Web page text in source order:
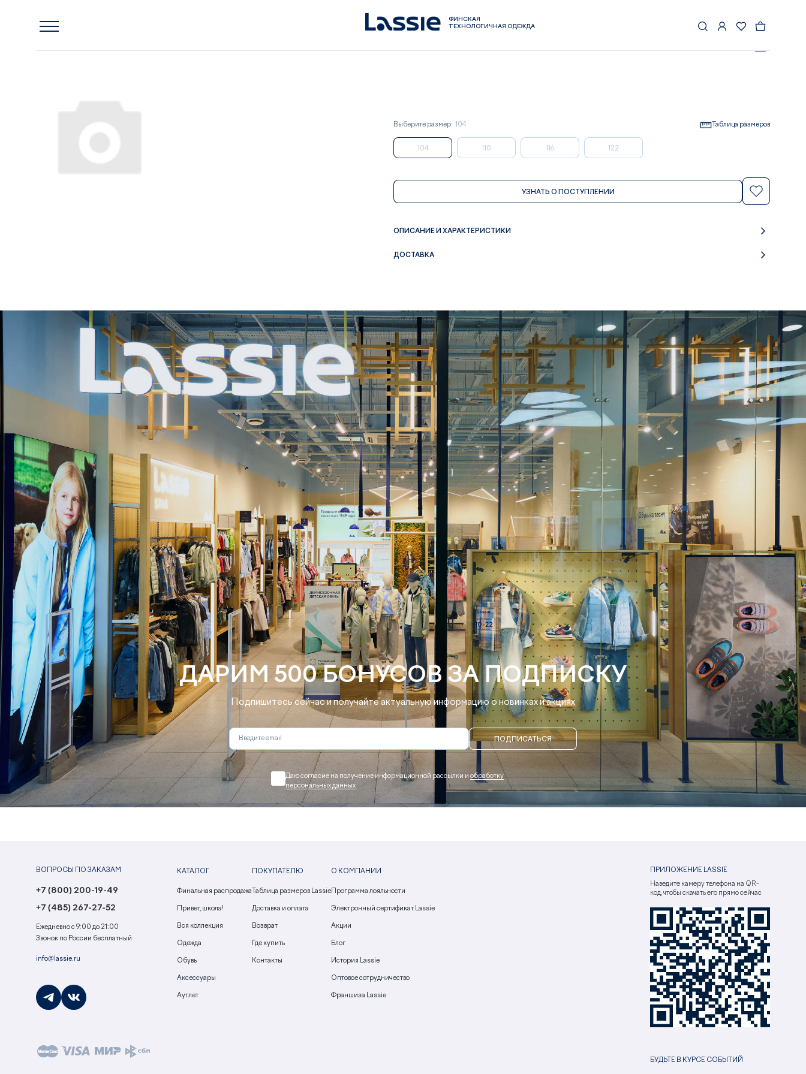
ФИНСКАЯ
ТЕХНОЛОГИЧНАЯ ОДЕЖДА
Выберите размер: 104 Таблица размеров
104 110 116 122
УЗНАТЬ О ПОСТУПЛЕНИИ
ОПИСАНИЕ И ХАРАКТЕРИСТИКИ
ДОСТАВКА
ДАРИМ 500 БОНУСОВ ЗА ПОДПИСКУ
Подпишитесь сейчас и получайте актуальную информацию о новинках и акциях
ПОДПИСАТЬСЯ
Даю согласие на получение информационной рассылки и обработку
персональных данных
ВОПРОСЫ ПО ЗАКАЗАМ
+7 (800) 200-19-49
+7 (485) 267-27-52
Ежедневно с 9:00 до 21:00
Звонок по России бесплатный
info@lassie.ru
КАТАЛОГ
Финальная распродажа
Привет, школа!
Вся коллекция
Одежда
Обувь
Аксессуары
Аутлет
ПОКУПАТЕЛЮ
Таблица размеров Lassie
Доставка и оплата
Возврат
Где купить
Контакты
О КОМПАНИИ
Программа лояльности
Электронный сертификат Lassie
Акции
Блог
История Lassie
Оптовое сотрудничество
Франшиза Lassie
ПРИЛОЖЕНИЕ LASSIE
Наведите камеру телефона на QR-
код, чтобы скачать его прямо сейчас
БУДЬТЕ В КУРСЕ СОБЫТИЙ